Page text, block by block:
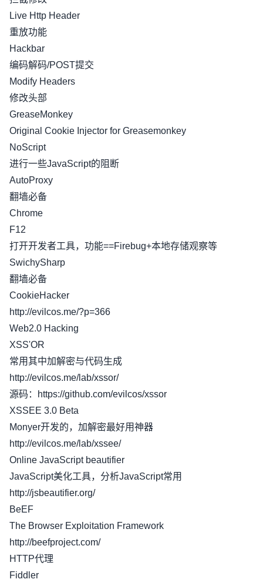
Live Http Header
重放功能
Hackbar
编码解码/POST提交
Modify Headers
修改头部
GreaseMonkey
Original Cookie Injector for Greasemonkey
NoScript
进行一些JavaScript的阻断
AutoProxy
翻墙必备
Chrome
F12
打开开发者工具，功能==Firebug+本地存储观察等
SwichySharp
翻墙必备
CookieHacker
http://evilcos.me/?p=366
Web2.0 Hacking
XSS'OR
常用其中加解密与代码生成
http://evilcos.me/lab/xssor/
源码：https://github.com/evilcos/xssor
XSSEE 3.0 Beta
Monyer开发的，加解密最好用神器
http://evilcos.me/lab/xssee/
Online JavaScript beautifier
JavaScript美化工具，分析JavaScript常用
http://jsbeautifier.org/
BeEF
The Browser Exploitation Framework
http://beefproject.com/
HTTP代理
Fiddler